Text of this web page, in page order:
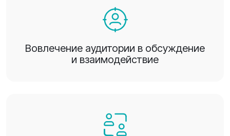
Вовлечение аудитории в обсуждение
и взаимодействие